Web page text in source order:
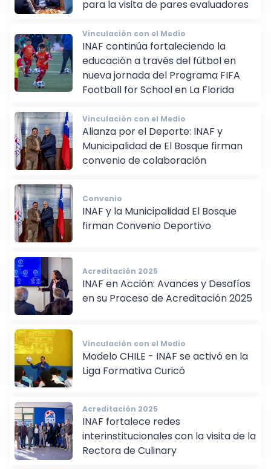
para la visita de pares evaluadores
Vinculación con el Medio
INAF continúa fortaleciendo la
educación a través del fútbol en
nueva jornada del Programa FIFA
Vinculación con el Medio
Alianza por el Deporte: INAF y
Municipalidad de El Bosque firman
Convenio
INAF y la Municipalidad El Bosque
firman Convenio Deportivo
Acreditación 2025
INAF en Acción: Avances y Desafíos
Vinculación con el Medio
Modelo CHILE - INAF se activó en la
Liga Formativa Curicó
Acreditación 2025
INAF fortalece redes
interinstitucionales con la visita de la
Rectora de Culinary